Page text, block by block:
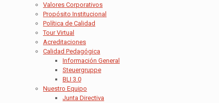
Valores Corporativos
Propósito Institucional
Política de Calidad
Tour Virtual
Acreditaciones
Calidad Pedagógica
Información General
Steuergruppe
BLI 3.0
Nuestro Equipo
Junta Directiva